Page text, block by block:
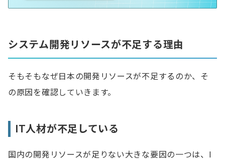
システム開発リソースが不足する理由
そもそもなぜ日本の開発リソースが不足するのか、そ
の原因を確認していきます。
IT人材が不足している
国内の開発リソースが足りない大きな要因の一つは、I